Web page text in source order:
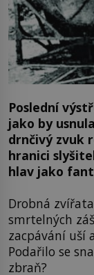
Poslední
jako by
drnčivý zvuk
hranici
hlav jako
Drobná
smrtelných
zacpávání uší
Podařilo se
zbraň?